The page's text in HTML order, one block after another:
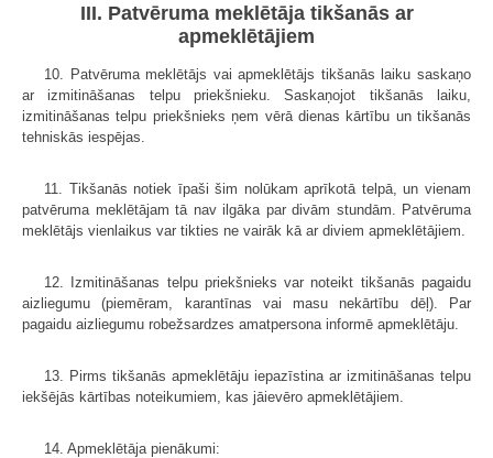
III. Patvēruma meklētāja tikšanās ar
apmeklētājiem
10. Patvēruma meklētājs vai apmeklētājs tikšanās laiku saskaņo
ar izmitināšanas telpu priekšnieku. Saskaņojot tikšanās laiku,
izmitināšanas telpu priekšnieks ņem vērā dienas kārtību un tikšanās
tehniskās iespējas.
11. Tikšanās notiek īpaši šim nolūkam aprīkotā telpā, un vienam
patvēruma meklētājam tā nav ilgāka par divām stundām. Patvēruma
meklētājs vienlaikus var tikties ne vairāk kā ar diviem apmeklētājiem.
12. Izmitināšanas telpu priekšnieks var noteikt tikšanās pagaidu
aizliegumu (piemēram, karantīnas vai masu nekārtību dēļ). Par
pagaidu aizliegumu robežsardzes amatpersona informē apmeklētāju.
13. Pirms tikšanās apmeklētāju iepazīstina ar izmitināšanas telpu
iekšējās kārtības noteikumiem, kas jāievēro apmeklētājiem.
14. Apmeklētāja pienākumi: